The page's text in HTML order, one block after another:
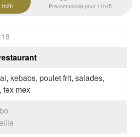
Précommande pour 11h45
kebabs, poulet frit, salades,
tex mex